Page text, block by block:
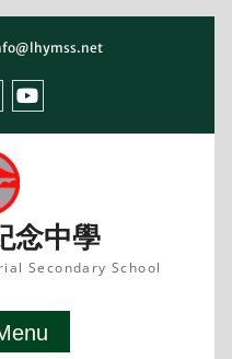
念中學
Secondary School